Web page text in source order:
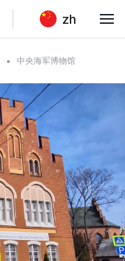
zh
中央海军博物馆